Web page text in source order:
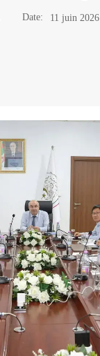
Date: 11 juin 2026